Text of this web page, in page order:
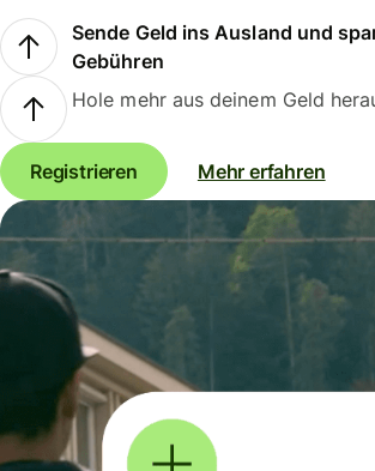
Sende Geld ins Ausland und
Gebühren
Hole mehr aus deinem Geld
Registrieren Mehr erfahren